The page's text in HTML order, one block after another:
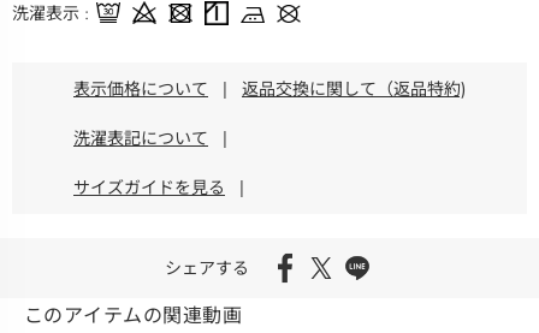
洗濯表示
表示価格について | 返品交換に関して（返品特約)
洗濯表記について |
サイズガイドを見る |
シェアする
このアイテムの関連動画